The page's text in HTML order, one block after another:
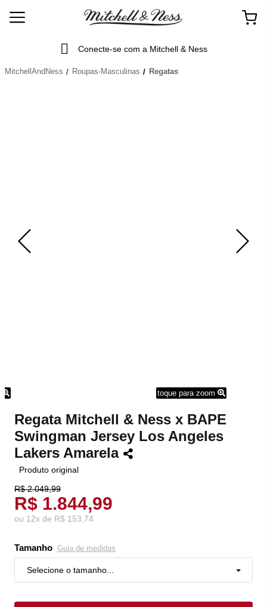
Conecte-se com a Mitchell & Ness
MitchellAndNess Roupas-Masculinas Regatas
toque para zoom
Regata Mitchell & Ness x BAPE
Swingman Jersey Los Angeles
Lakers Amarela
Produto original
R$ 2.049,99
R$ 1.844,99
ou 12x de R$ 153,74
Tamanho Guia de medidas
Selecione o tamanho...